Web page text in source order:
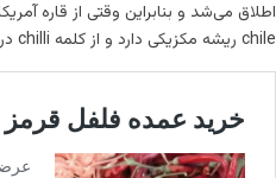
chile ریشه مکزیکی دارد و از کلمه chilli در زبان ناهواتل گرفته شده است.